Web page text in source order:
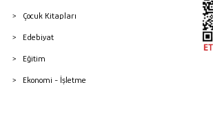
Çocuk Kitapları
Edebiyat
Eğitim
Ekonomi - İşletme